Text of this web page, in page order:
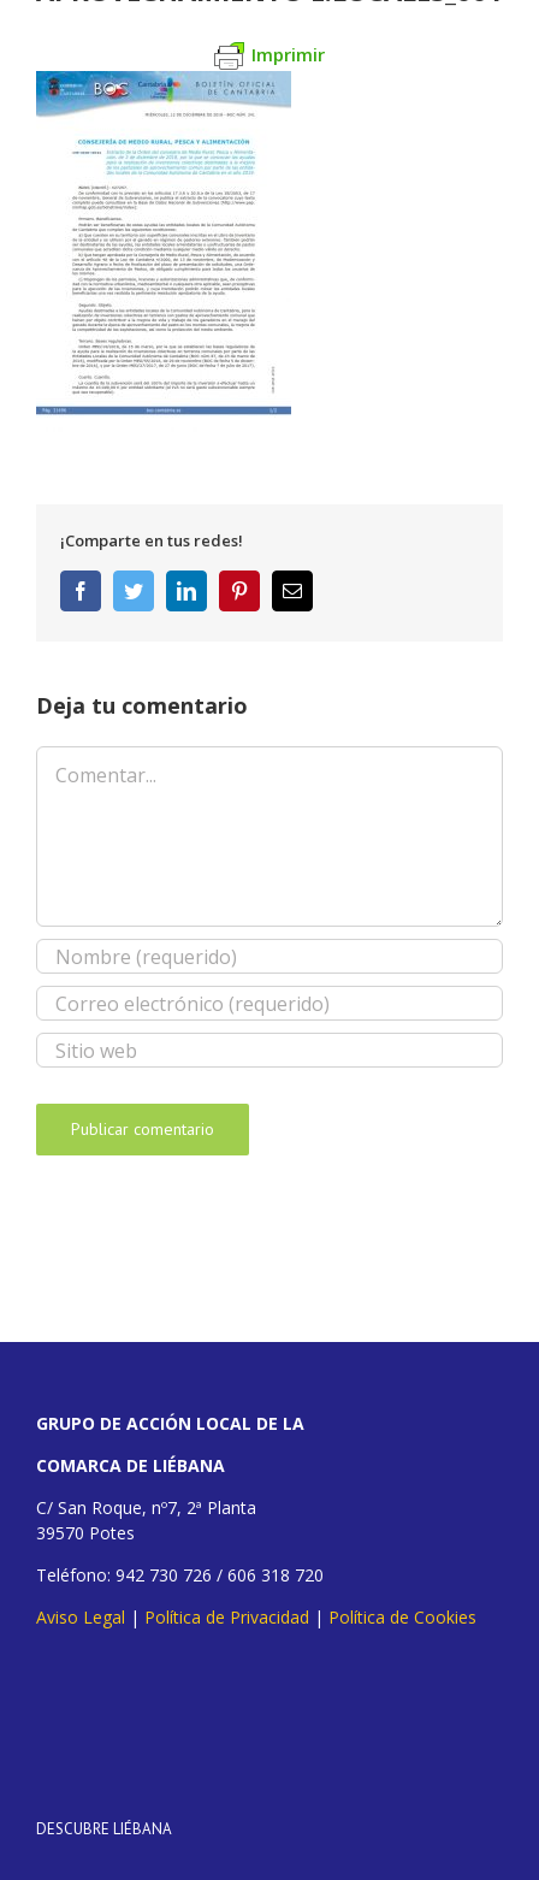
Imprimir
¡Comparte en tus redes!
FacebookTwitterLinkedInPinterestCorreo
electrónico
Deja tu comentario
Comentar
GRUPO DE ACCIÓN LOCAL DE LA
COMARCA DE LIÉBANA
C/ San Roque, nº7, 2ª Planta
39570 Potes
Teléfono: 942 730 726 / 606 318 720
Aviso Legal | Política de Privacidad | Política de Cookies
DESCUBRE LIÉBANA